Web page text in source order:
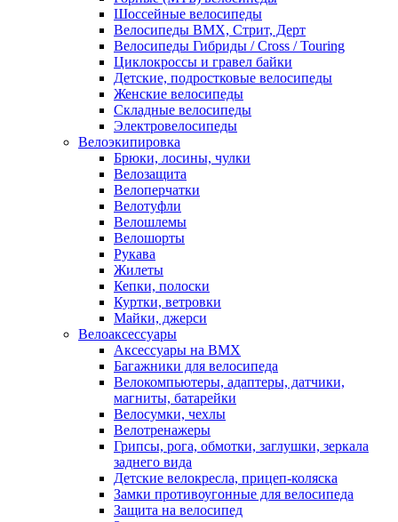
Шоссейные велосипеды
Велосипеды BMX, Стрит, Дерт
Велосипеды Гибриды / Cross / Touring
Циклокроссы и гравел байки
Детские, подростковые велосипеды
Женские велосипеды
Складные велосипеды
Электровелосипеды
Велоэкипировка
Брюки, лосины, чулки
Велозащита
Велоперчатки
Велотуфли
Велошлемы
Велошорты
Рукава
Жилеты
Кепки, полоски
Куртки, ветровки
Майки, джерси
Велоаксессуары
Аксессуары на BMX
Багажники для велосипеда
Велокомпьютеры, адаптеры, датчики,
магниты, батарейки
Велосумки, чехлы
Велотренажеры
Грипсы, рога, обмотки, заглушки, зеркала
заднего вида
Детские велокресла, прицеп-коляска
Замки противоугонные для велосипеда
Защита на велосипед